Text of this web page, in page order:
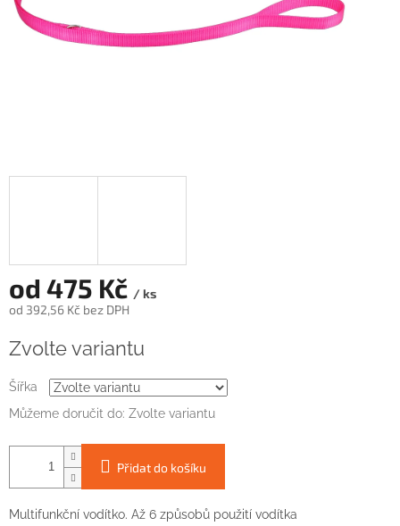
od 475 Kč / ks
od 392,56 Kč bez DPH
cena:
Zvolte variantu
Šířka
Můžeme doručit do: Zvolte variantu
Přidat do košíku
Multifunkční vodítko. Až 6 způsobů použití vodítka